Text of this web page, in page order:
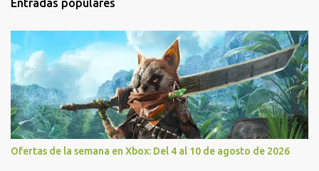
Entradas populares
Ofertas de la semana en Xbox: Del 4 al 10 de agosto de 2026